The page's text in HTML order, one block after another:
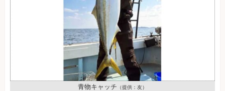
青物キャッチ （提供：友）